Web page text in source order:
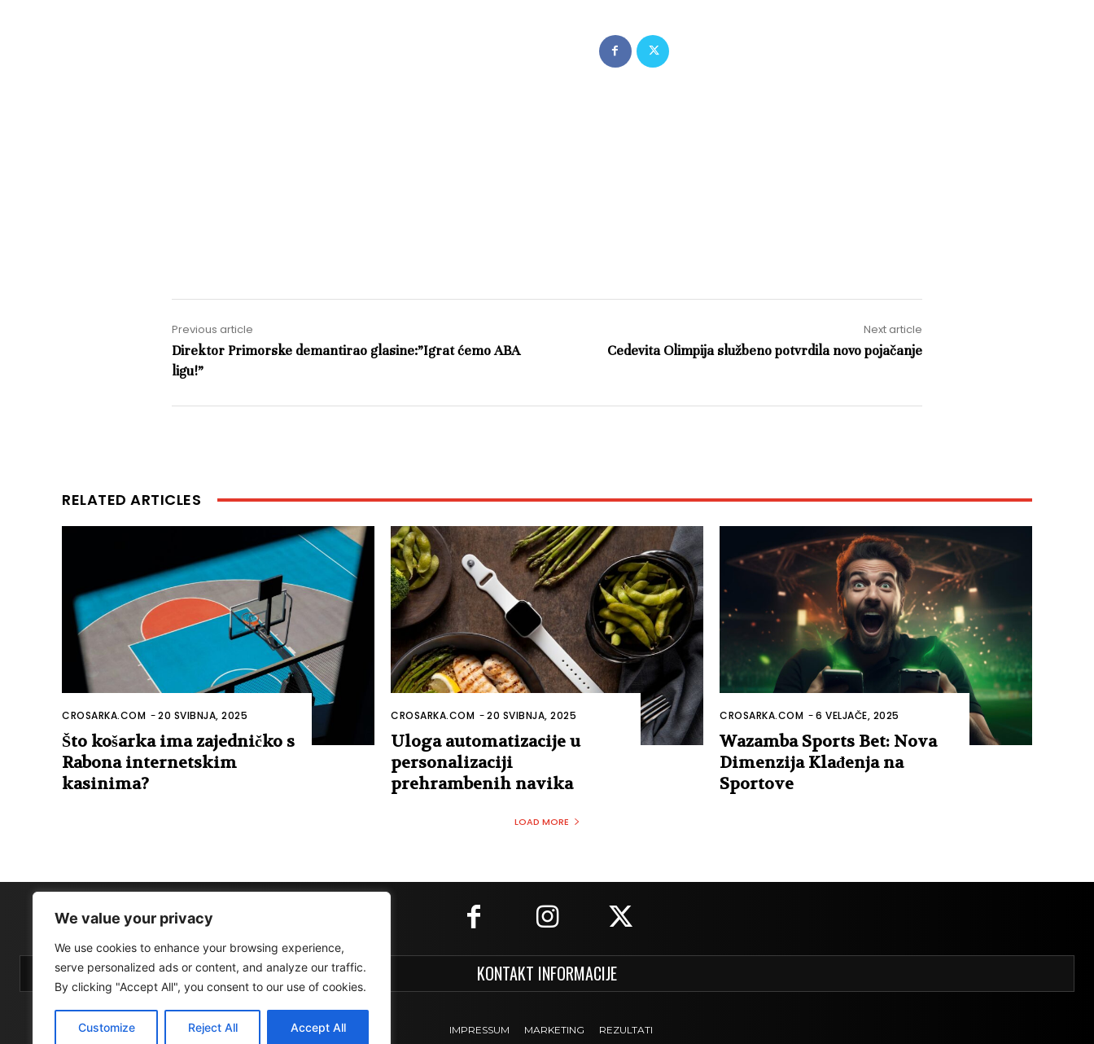
We value your privacy
We use cookies to enhance your browsing experience,
serve personalized ads or content, and analyze our traffic.
By clicking "Accept All", you consent to our use of cookies.
Customize Reject All Accept All
Previous article
Direktor Primorske demantirao glasine:”Igrat ćemo ABA
ligu!”
Next article
Cedevita Olimpija službeno potvrdila novo pojačanje
RELATED ARTICLES
CROSARKA.COM -20 SVIBNJA, 2025
Što košarka ima zajedničko s
Rabona internetskim
kasinima?
CROSARKA.COM -20 SVIBNJA, 2025
Uloga automatizacije u
personalizaciji
prehrambenih navika
CROSARKA.COM -6 VELJAČE, 2025
Wazamba Sports Bet: Nova
Dimenzija Klađenja na
Sportove
LOAD MORE
KONTAKT INFORMACIJE
IMPRESSUM MARKETING REZULTATI